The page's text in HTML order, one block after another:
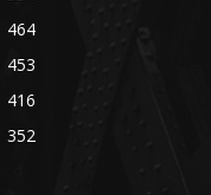
464
453
416
352